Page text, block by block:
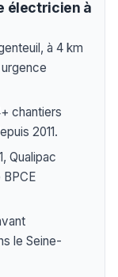
électricien à
à 4 km
chantiers
2011.
Qualipac
le Seine-